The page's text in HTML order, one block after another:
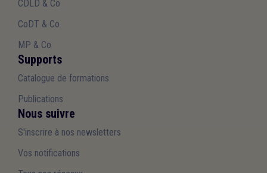
CDLD & Co
CoDT & Co
MP & Co
Supports
Catalogue de formations
Publications
Nous suivre
S'inscrire à nos newsletters
Vos notifications